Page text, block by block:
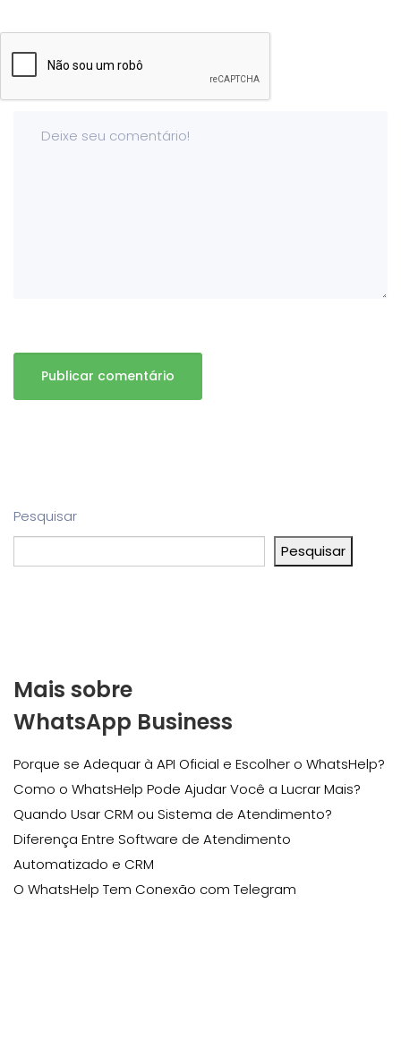
Pesquisar
Pesquisar
Mais sobre
WhatsApp Business
Porque se Adequar à API Oficial e Escolher o WhatsHelp?
Como o WhatsHelp Pode Ajudar Você a Lucrar Mais?
Quando Usar CRM ou Sistema de Atendimento?
Diferença Entre Software de Atendimento
Automatizado e CRM
O WhatsHelp Tem Conexão com Telegram